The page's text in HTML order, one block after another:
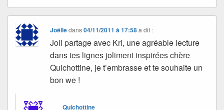
Joëlledans04/11/2011 à 17:58 a dit :
Joli partage avec Kri, une agréable lecture
dans tes lignes joliment inspirées chère
Quichottine, je t’embrasse et te souhaite un
bon we !
Quichottine